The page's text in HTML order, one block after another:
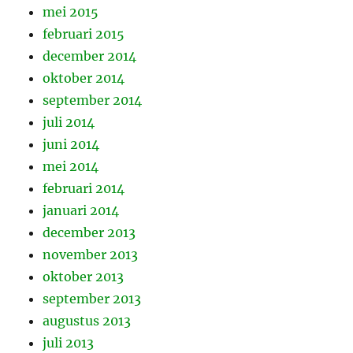
mei 2015
februari 2015
december 2014
oktober 2014
september 2014
juli 2014
juni 2014
mei 2014
februari 2014
januari 2014
december 2013
november 2013
oktober 2013
september 2013
augustus 2013
juli 2013